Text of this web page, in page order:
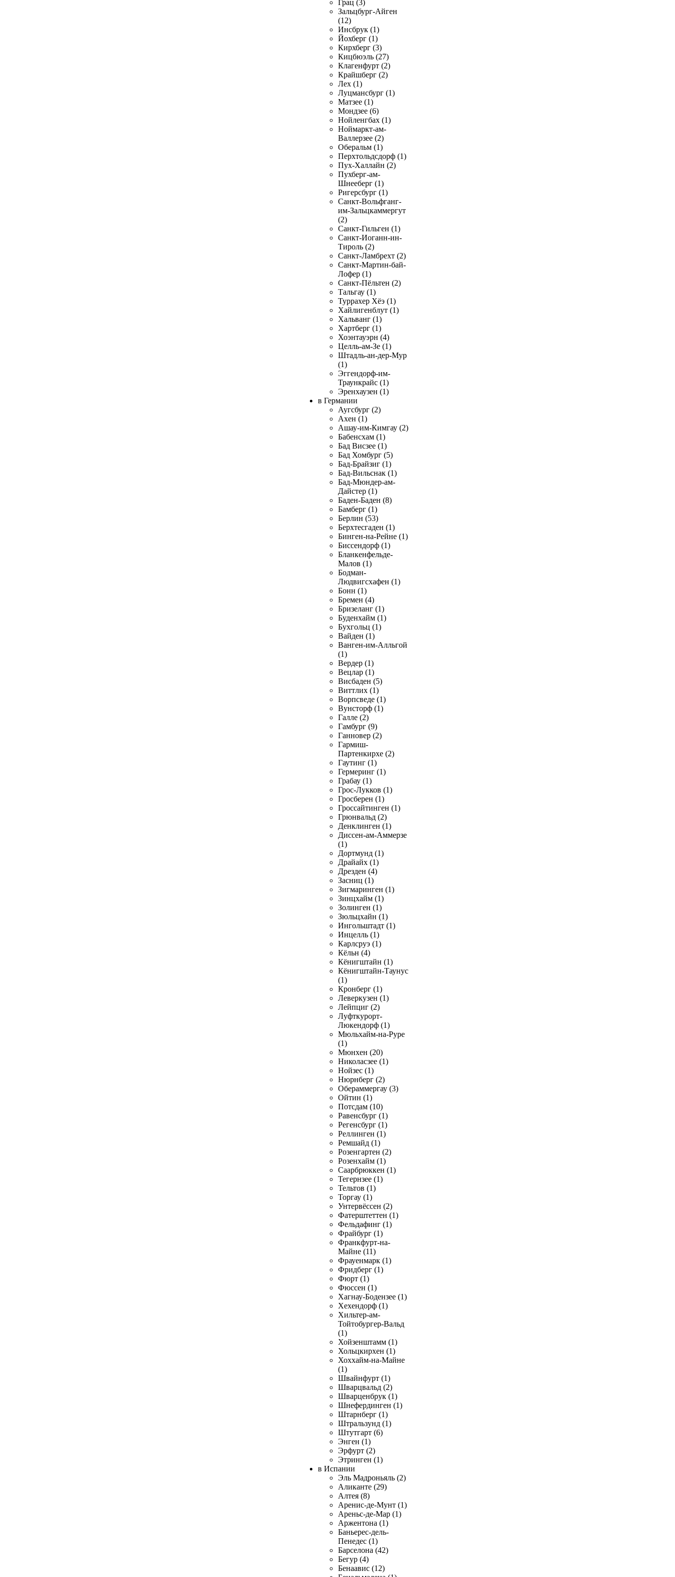
Грац (3)
Зальцбург-Айген
(12)
Инсбрук (1)
Йохберг (1)
Кирхберг (3)
Кицбюэль (27)
Клагенфурт (2)
Крайшберг (2)
Лех (1)
Луцмансбург (1)
Матзее (1)
Мондзее (6)
Нойленгбах (1)
Ноймаркт-ам-
Валлерзее (2)
Оберальм (1)
Перхтольдсдорф (1)
Пух-Халлайн (2)
Пухберг-ам-
Шнееберг (1)
Ригерсбург (1)
Санкт-Вольфганг-
им-Зальцкаммергут
(2)
Санкт-Гильген (1)
Санкт-Иоганн-ин-
Тироль (2)
Санкт-Ламбрехт (2)
Санкт-Мартин-бай-
Лофер (1)
Санкт-Пёльтен (2)
Тальгау (1)
Туррахер Хёэ (1)
Хайлигенблут (1)
Хальванг (1)
Хартберг (1)
Хоэнтауэрн (4)
Целль-ам-Зе (1)
Штадль-ан-дер-Мур
(1)
Эггендорф-им-
Траункрайс (1)
Эренхаузен (1)
в Германии
Аугсбург (2)
Ахен (1)
Ашау-им-Кимгау (2)
Бабенсхам (1)
Бад Висзее (1)
Бад Хомбург (5)
Бад-Брайзиг (1)
Бад-Вильснак (1)
Бад-Мюндер-ам-
Дайстер (1)
Баден-Баден (8)
Бамберг (1)
Берлин (53)
Берхтесгаден (1)
Бинген-на-Рейне (1)
Биссендорф (1)
Бланкенфельде-
Малов (1)
Бодман-
Людвигсхафен (1)
Бонн (1)
Бремен (4)
Бризеланг (1)
Буденхайм (1)
Бухгольц (1)
Вайден (1)
Ванген-им-Алльгой
(1)
Вердер (1)
Вецлар (1)
Висбаден (5)
Виттлих (1)
Ворпсведе (1)
Вунсторф (1)
Галле (2)
Гамбург (9)
Ганновер (2)
Гармиш-
Партенкирхе (2)
Гаутинг (1)
Гермеринг (1)
Грабау (1)
Грос-Лукков (1)
Гросберен (1)
Гроссайтинген (1)
Грюнвальд (2)
Денклинген (1)
Диссен-ам-Аммерзе
(1)
Дортмунд (1)
Драйайх (1)
Дрезден (4)
Засниц (1)
Зигмаринген (1)
Зинцхайм (1)
Золинген (1)
Зюльцхайн (1)
Ингольштадт (1)
Инцелль (1)
Карлсруэ (1)
Кёльн (4)
Кёнигштайн (1)
Кёнигштайн-Таунус
(1)
Кронберг (1)
Леверкузен (1)
Лейпциг (2)
Луфткурорт-
Люкендорф (1)
Мюльхайм-на-Руре
(1)
Мюнхен (20)
Николасзее (1)
Нойзес (1)
Нюрнберг (2)
Обераммергау (3)
Ойтин (1)
Потсдам (10)
Равенсбург (1)
Регенсбург (1)
Реллинген (1)
Ремшайд (1)
Розенгартен (2)
Розенхайм (1)
Саарбрюккен (1)
Тегернзее (1)
Тельтов (1)
Торгау (1)
Унтервёссен (2)
Фатерштеттен (1)
Фельдафинг (1)
Фрайбург (1)
Франкфурт-на-
Майне (11)
Фрауенмарк (1)
Фридберг (1)
Фюрт (1)
Фюссен (1)
Хагнау-Бодензее (1)
Хехендорф (1)
Хильтер-ам-
Тойтобургер-Вальд
(1)
Хойзенштамм (1)
Хольцкирхен (1)
Хоххайм-на-Майне
(1)
Швайнфурт (1)
Шварцвальд (2)
Шварценбрук (1)
Шнефердинген (1)
Штарнберг (1)
Штральзунд (1)
Штутгарт (6)
Энген (1)
Эрфурт (2)
Этринген (1)
в Испании
Эль Мадроньяль (2)
Аликанте (29)
Алтея (8)
Аренис-де-Мунт (1)
Ареньс-де-Мар (1)
Аржентона (1)
Баньерес-дель-
Пенедес (1)
Барселона (42)
Бегур (4)
Бенаавис (12)